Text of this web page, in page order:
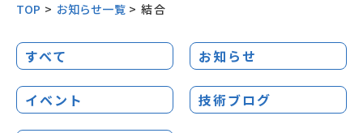
TOP > お知らせ一覧 > 結合
すべて お知らせ
イベント 技術ブログ